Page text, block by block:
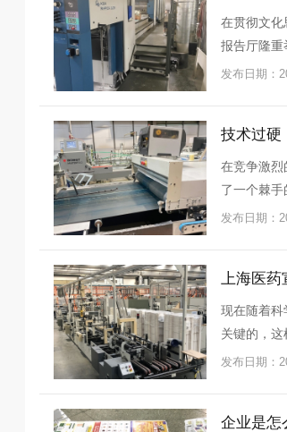
在贯彻文化
报告厅隆重
会
发布日期：
技术过
在竞争激烈
了一个棘
批宣传资
发布日期：
上海医药
现在随着科
关键的，
注意哪些
发布日期：
企业是怎